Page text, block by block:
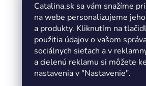
Catalina.sk sa vám snažíme
na webe personalizujeme
a produkty. Kliknutím na
použitia údajov o vašom
sociálnych sieťach a v
a cielenú reklamu si môžete
nastavenia v "Nastavenie".